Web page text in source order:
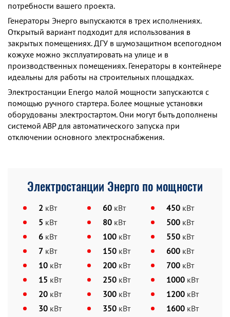
потребности вашего проекта.
Генераторы Энерго выпускаются в трех исполнениях.
Открытый вариант подходит для использования в
закрытых помещениях. ДГУ в шумозащитном всепогодном
кожухе можно эксплуатировать на улице и в
производственных помещениях. Генераторы в контейнере
идеальны для работы на строительных площадках.
Электростанции Energo малой мощности запускаются с
помощью ручного стартера. Более мощные установки
оборудованы электростартом. Они могут быть дополнены
системой АВР для автоматического запуска при
отключении основного электроснабжения.
Электростанции Энерго по мощности
2 кВт
5 кВт
6 кВт
7 кВт
10 кВт
15 кВт
20 кВт
30 кВт
60 кВт
80 кВт
100 кВт
150 кВт
200 кВт
250 кВт
300 кВт
350 кВт
450 кВт
500 кВт
550 кВт
600 кВт
700 кВт
1000 кВт
1200 кВт
1600 кВт